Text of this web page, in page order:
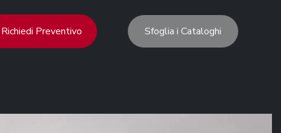
Richiedi Preventivo Sfoglia i Cataloghi